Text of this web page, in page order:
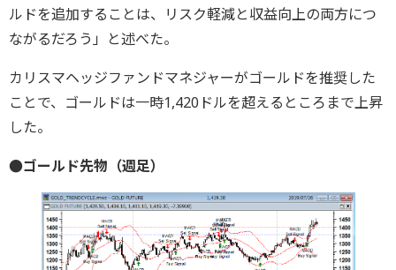
ルドを追加することは、リスク軽減と収益向上の両方につ
ながるだろう」と述べた。
カリスマヘッジファンドマネジャーがゴールドを推奨した
ことで、ゴールドは一時1,420ドルを超えるところまで上昇
した。
●ゴールド先物（週足）